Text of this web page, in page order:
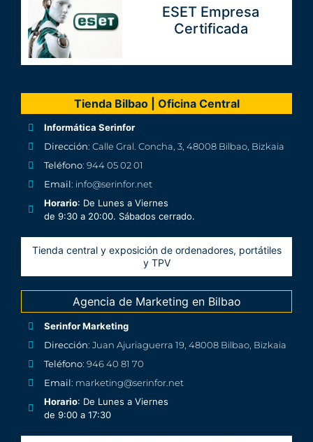
ESET Empresa
Certificada
Tienda Bilbao | Oficina Central
Informática Serinfor
Dirección: Calle Gral. Concha, 3, 48008 Bilbao, Bizkaia
Teléfono: 944 05 02 01
Email: info@serinfor.net
Horario: De Lunes a Viernes
de 9:30 a 20:00. Sábados cerrado.
Tienda central y exposición de ordenadores, portátiles
y TPV
Agencia de Marketing en Bilbao
Serinfor Marketing
Dirección: Juan Ajuriaguerra 19, 48008 Bilbao, Bizkaia
Teléfono: 946 40 81 70
Email: marketing@serinfor.net
Horario: De Lunes a Viernes
de 9:00 a 17:30